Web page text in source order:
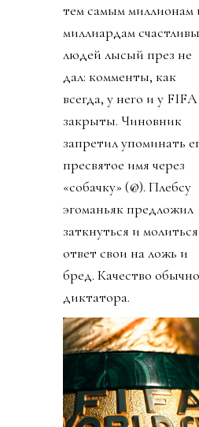
тем самым миллионам
миллиардам
людей лысый през не
дал: комменты, как
всегда, у него и у FIFA
закрыты. Чиновник
запретил упоминать
пресвятое имя через
«собачку» (@). Плебсу
эгоманьяк предложил
заткнуться и
ответ свои на ложь и
бред. Качество
диктатора.